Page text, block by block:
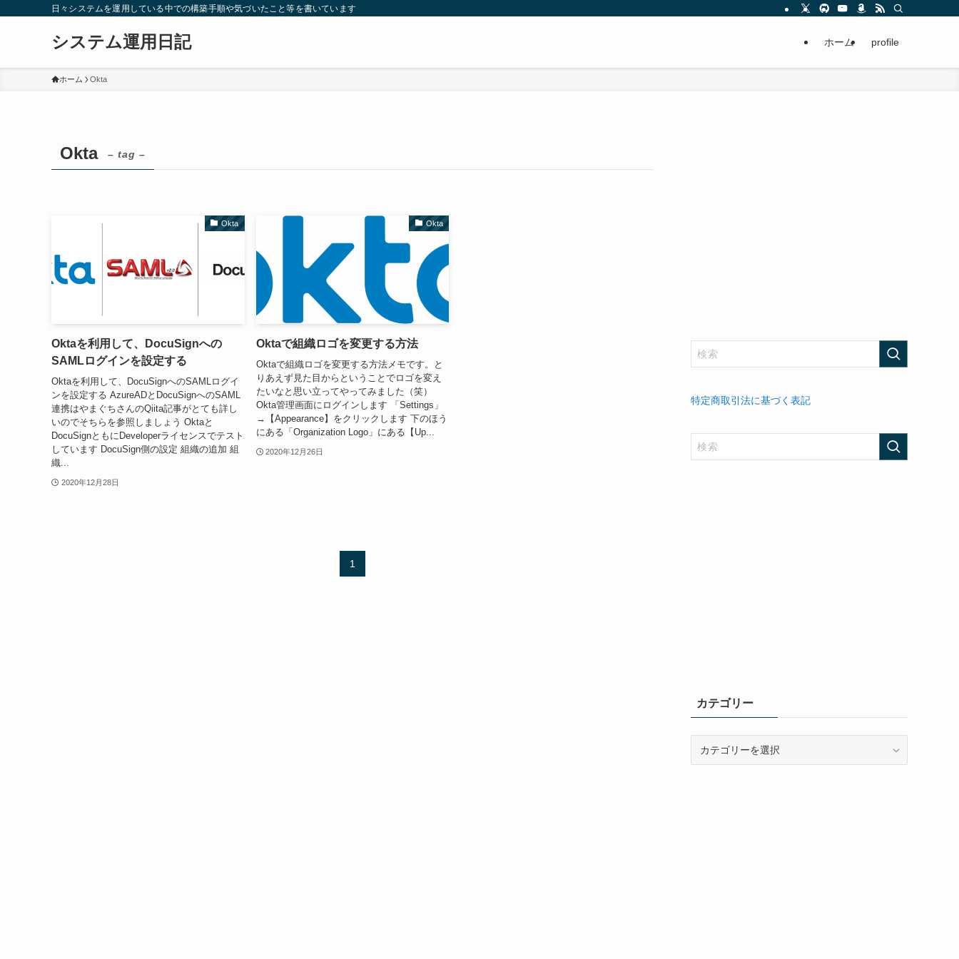
日々システムを運用している中での構築手順や気づいたこと等を書いています
システム運用日記 ホーム profile
ホーム Okta
Okta – tag –
Okta
Oktaを利用して、DocuSignへの
SAMLログインを設定する
Oktaを利用して、DocuSignへのSAMLログイ
ンを設定する AzureADとDocuSignへのSAML
連携はやまぐちさんのQiita記事がとても詳し
いのでそちらを参照しましょう Oktaと
DocuSignともにDeveloperライセンスでテスト
しています DocuSign側の設定 組織の追加 組
織...
2020年12月28日
Okta
Oktaで組織ロゴを変更する方法
Oktaで組織ロゴを変更する方法メモです。と
りあえず見た目からということでロゴを変え
たいなと思い立ってやってみました（笑）
Okta管理画面にログインします 「Settings」
→【Appearance】をクリックします 下のほう
にある「Organization Logo」にある【Up...
2020年12月26日
1
特定商取引法に基づく表記
カテゴリー